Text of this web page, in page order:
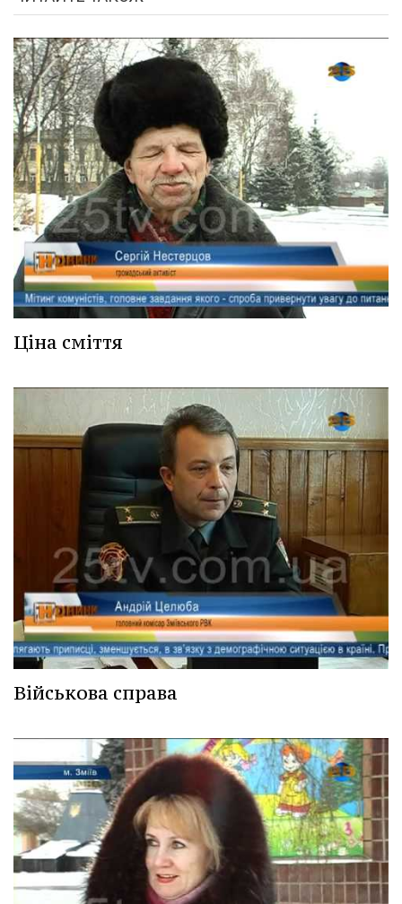
Ціна сміття
Військова справа